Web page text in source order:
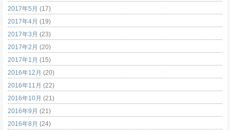
2017年5月 (17)
2017年4月 (19)
2017年3月 (23)
2017年2月 (20)
2017年1月 (15)
2016年12月 (20)
2016年11月 (22)
2016年10月 (21)
2016年9月 (21)
2016年8月 (24)